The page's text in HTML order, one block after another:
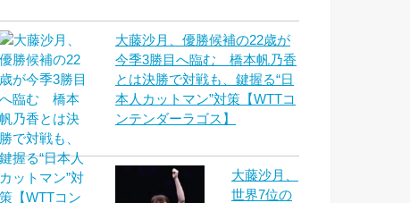
大藤沙月、優勝候補の22歳が
今季3勝目へ臨む 橋本帆乃香
とは決勝で対戦も、鍵握る“日
本人カットマン”対策【WTTコ
ンテンダーラゴス】
大藤沙月、
世界7位の